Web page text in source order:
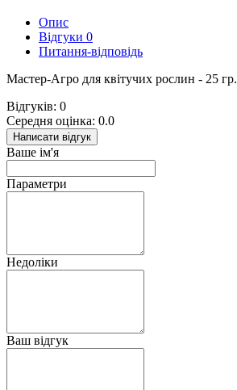
Опис
Відгуки 0
Питання-відповідь
Мастер-Агро для квітучих рослин - 25 гр.
Відгуків: 0
Середня оцінка: 0.0
Написати відгук
Ваше ім'я
Параметри
Недоліки
Ваш відгук